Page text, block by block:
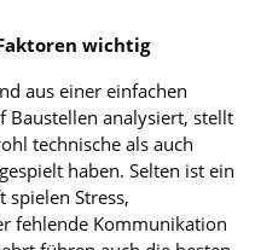
wichtig
aus einer einfachen
Baustellen analysiert, stellt
technische als auch
haben. Selten ist ein
Stress,
fehlende Kommunikation